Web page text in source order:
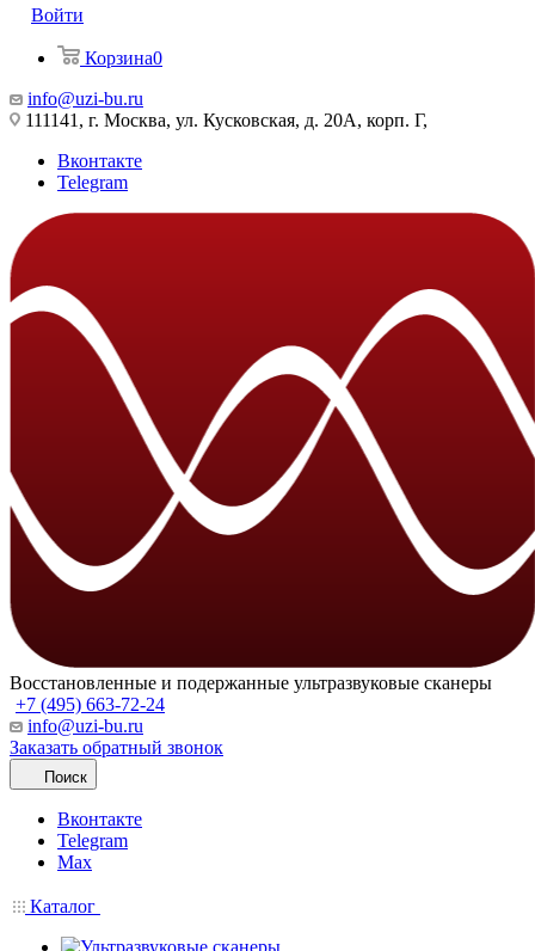
Войти
Корзина0
info@uzi-bu.ru
111141, г. Москва, ул. Кусковская, д. 20А, корп. Г,
Вконтакте
Telegram
Восстановленные и подержанные ультразвуковые сканеры
+7 (495) 663-72-24
info@uzi-bu.ru
Заказать обратный звонок
Поиск
Вконтакте
Telegram
Max
Каталог